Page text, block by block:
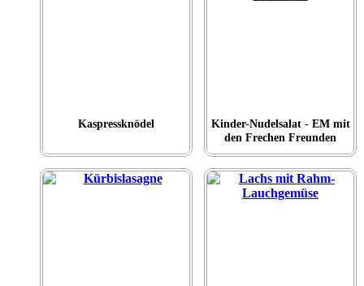
Kaspressknödel
Kinder-Nudelsalat - EM mit
den Frechen Freunden